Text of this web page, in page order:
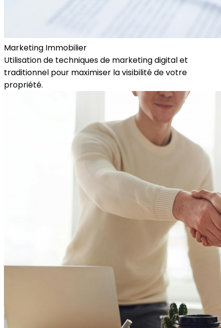
Marketing Immobilier
Utilisation de techniques de marketing digital et
traditionnel pour maximiser la visibilité de votre
propriété.